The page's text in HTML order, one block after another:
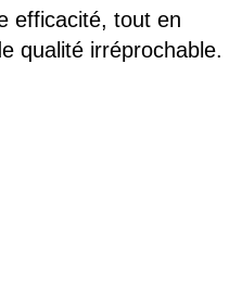
efficacité, tout en
qualité irréprochable.